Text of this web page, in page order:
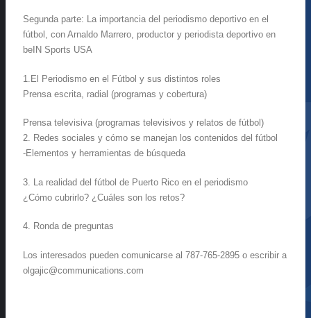
Segunda parte: La importancia del periodismo deportivo en el
fútbol, con Arnaldo Marrero, productor y periodista deportivo en
beIN Sports USA
1.El Periodismo en el Fútbol y sus distintos roles
Prensa escrita, radial (programas y cobertura)
Prensa televisiva (programas televisivos y relatos de fútbol)
2. Redes sociales y cómo se manejan los contenidos del fútbol
-Elementos y herramientas de búsqueda
3. La realidad del fútbol de Puerto Rico en el periodismo
¿Cómo cubrirlo? ¿Cuáles son los retos?
4. Ronda de preguntas
Los interesados pueden comunicarse al ‪787-765-2895‬ o escribir a
olgajic@communications.com ‬